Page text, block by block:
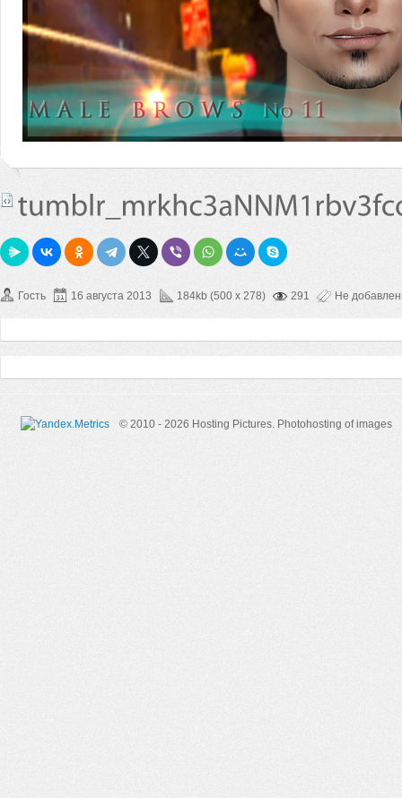
Гость 16 августа 2013 184kb (500 x 278) 291 Не
© 2010 - 2026 Hosting Pictures. Photohosting of images